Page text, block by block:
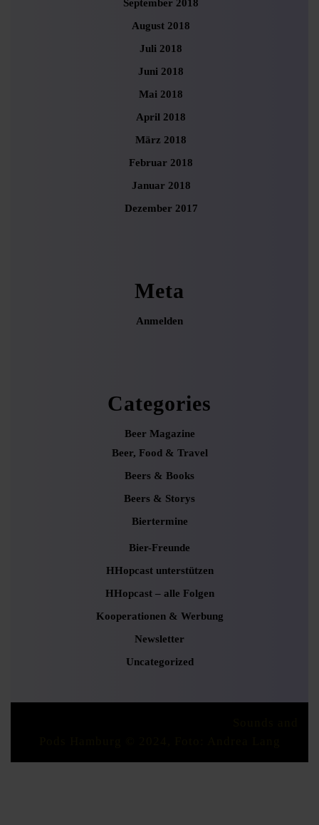
September 2018
August 2018
Juli 2018
Juni 2018
Mai 2018
April 2018
März 2018
Februar 2018
Januar 2018
Dezember 2017
Meta
Anmelden
Categories
Beer Magazine
Beer, Food & Travel
Beers & Books
Beers & Storys
Biertermine
Bier-Freunde
HHopcast unterstützen
HHopcast – alle Folgen
Kooperationen & Werbung
Newsletter
Uncategorized
Scroll